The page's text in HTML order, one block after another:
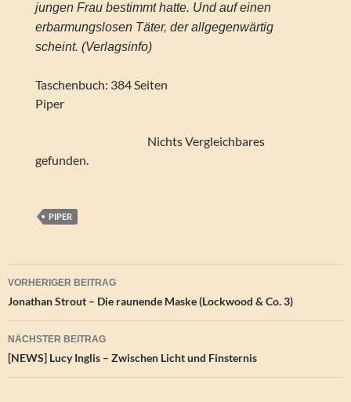
jungen Frau bestimmt hatte. Und auf einen
erbarmungslosen Täter, der allgegenwärtig
scheint. (Verlagsinfo)
Taschenbuch: 384 Seiten
Piper
Nichts Vergleichbares
gefunden.
PIPER
Beitragsnavigation
VORHERIGER BEITRAG
Jonathan Strout – Die raunende Maske (Lockwood & Co. 3)
NÄCHSTER BEITRAG
[NEWS] Lucy Inglis – Zwischen Licht und Finsternis